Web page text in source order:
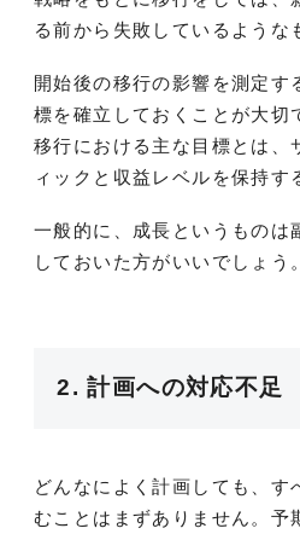
る前から失敗しているような
開始後の移行の影響を測定す
標を確立しておくことが大切
移行における主な目標とは、
ィックと収益レベルを保持す
一般的に、成長というものは
しておいた方がいいでしょう。
2. 計画への対応不足
どんなによく計画しても、す
むことはまずありません。予